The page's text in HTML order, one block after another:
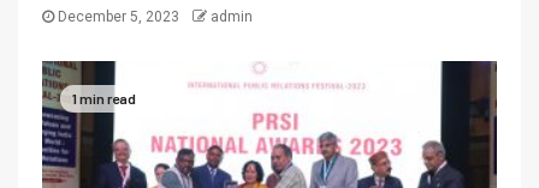
December 5, 2023 admin
1 min read